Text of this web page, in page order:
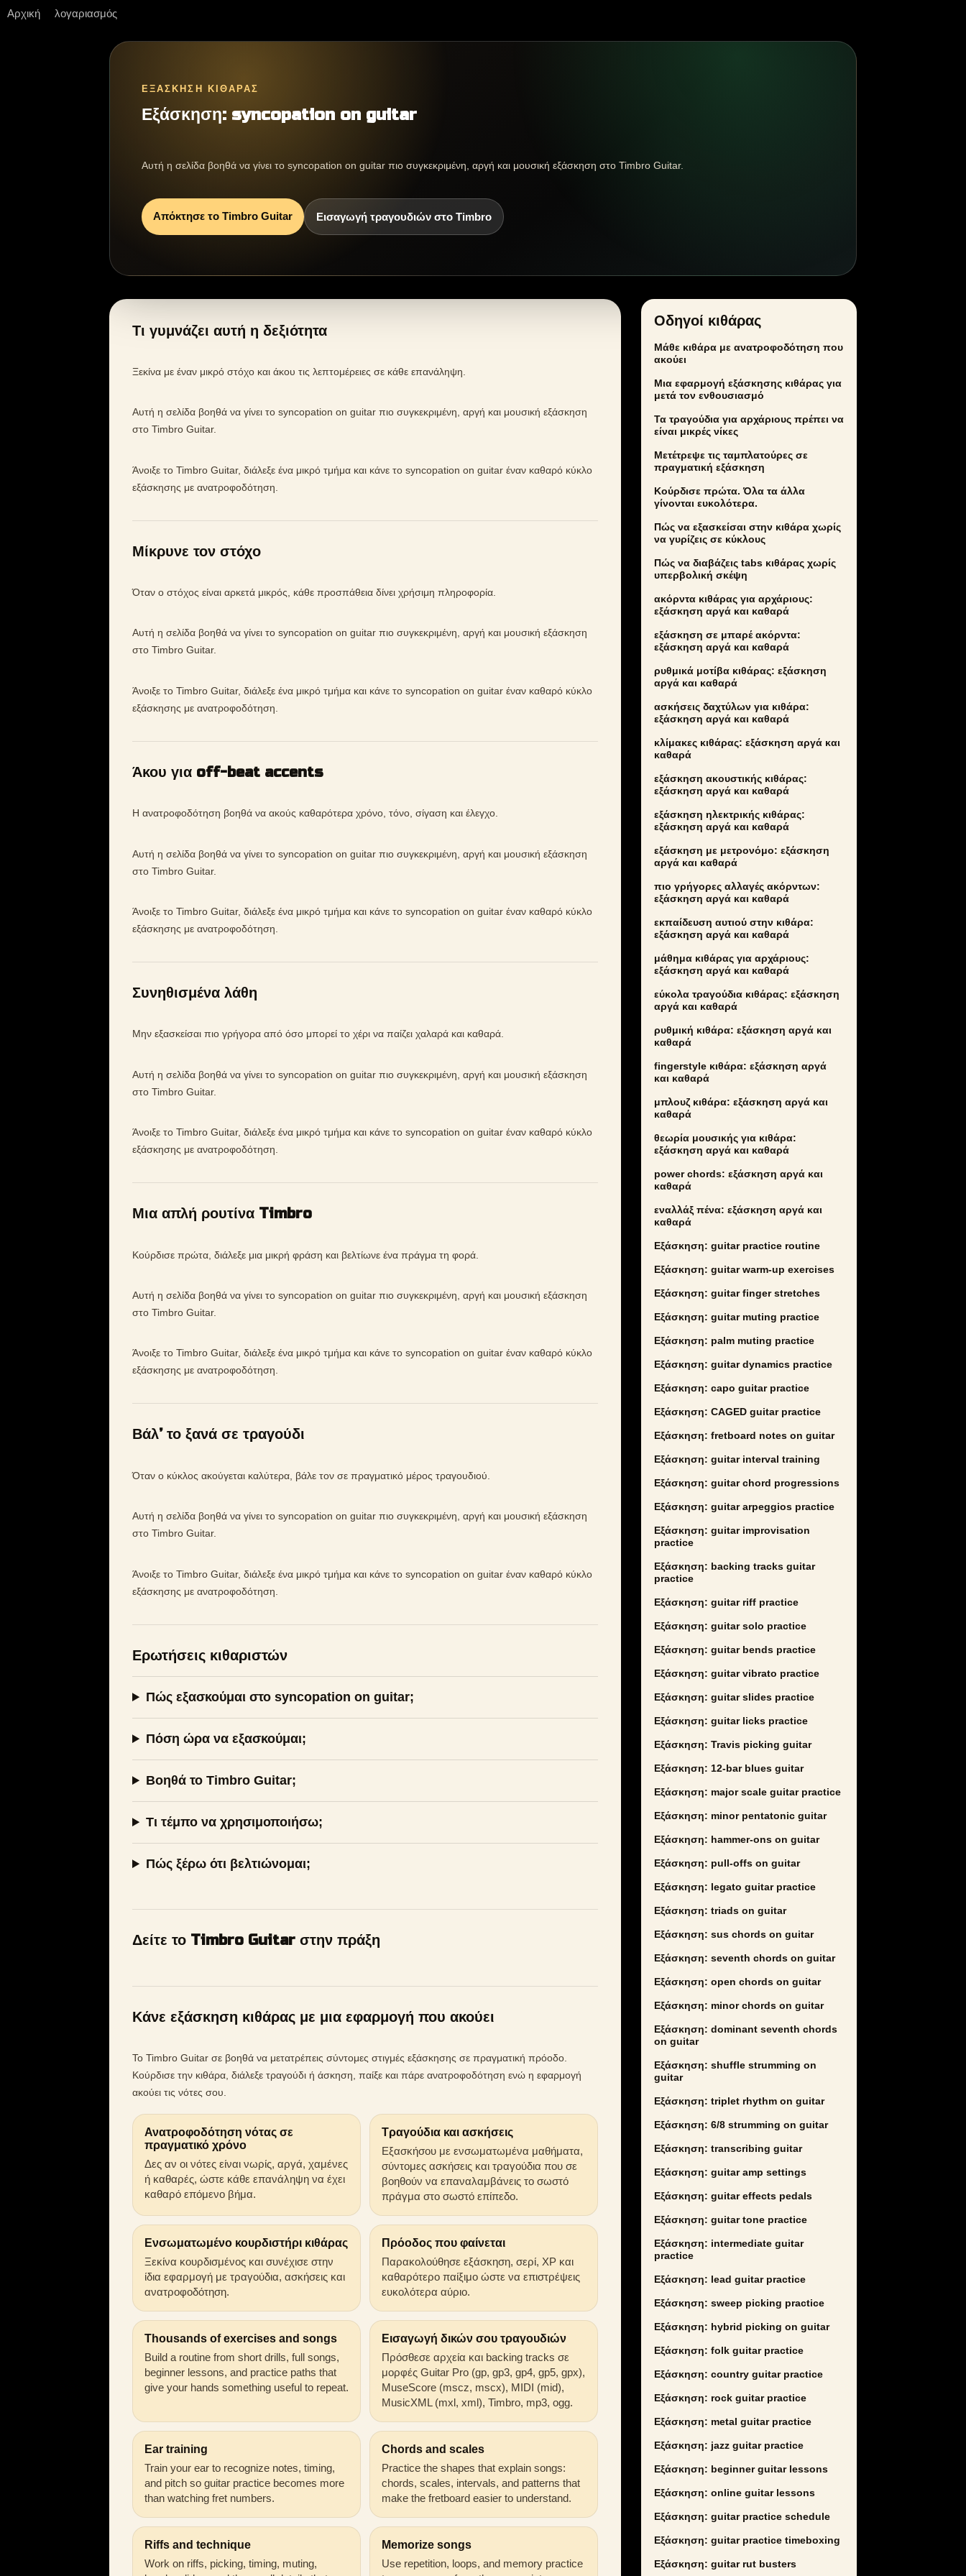
Αρχική λογαριασμός
ΕΞΆΣΚΗΣΗ ΚΙΘΆΡΑΣ
Εξάσκηση: syncopation on guitar
Αυτή η σελίδα βοηθά να γίνει το syncopation on guitar πιο συγκεκριμένη, αργή και μουσική εξάσκηση στο Timbro Guitar.
Απόκτησε το Timbro Guitar Εισαγωγή τραγουδιών στο Timbro
Τι γυμνάζει αυτή η δεξιότητα
Ξεκίνα με έναν μικρό στόχο και άκου τις λεπτομέρειες σε κάθε επανάληψη.
Αυτή η σελίδα βοηθά να γίνει το syncopation on guitar πιο συγκεκριμένη, αργή και μουσική εξάσκηση
στο Timbro Guitar.
Άνοιξε το Timbro Guitar, διάλεξε ένα μικρό τμήμα και κάνε το syncopation on guitar έναν καθαρό κύκλο
εξάσκησης με ανατροφοδότηση.
Μίκρυνε τον στόχο
Όταν ο στόχος είναι αρκετά μικρός, κάθε προσπάθεια δίνει χρήσιμη πληροφορία.
Αυτή η σελίδα βοηθά να γίνει το syncopation on guitar πιο συγκεκριμένη, αργή και μουσική εξάσκηση
στο Timbro Guitar.
Άνοιξε το Timbro Guitar, διάλεξε ένα μικρό τμήμα και κάνε το syncopation on guitar έναν καθαρό κύκλο
εξάσκησης με ανατροφοδότηση.
Άκου για off-beat accents
Η ανατροφοδότηση βοηθά να ακούς καθαρότερα χρόνο, τόνο, σίγαση και έλεγχο.
Αυτή η σελίδα βοηθά να γίνει το syncopation on guitar πιο συγκεκριμένη, αργή και μουσική εξάσκηση
στο Timbro Guitar.
Άνοιξε το Timbro Guitar, διάλεξε ένα μικρό τμήμα και κάνε το syncopation on guitar έναν καθαρό κύκλο
εξάσκησης με ανατροφοδότηση.
Συνηθισμένα λάθη
Μην εξασκείσαι πιο γρήγορα από όσο μπορεί το χέρι να παίζει χαλαρά και καθαρά.
Αυτή η σελίδα βοηθά να γίνει το syncopation on guitar πιο συγκεκριμένη, αργή και μουσική εξάσκηση
στο Timbro Guitar.
Άνοιξε το Timbro Guitar, διάλεξε ένα μικρό τμήμα και κάνε το syncopation on guitar έναν καθαρό κύκλο
εξάσκησης με ανατροφοδότηση.
Μια απλή ρουτίνα Timbro
Κούρδισε πρώτα, διάλεξε μια μικρή φράση και βελτίωνε ένα πράγμα τη φορά.
Αυτή η σελίδα βοηθά να γίνει το syncopation on guitar πιο συγκεκριμένη, αργή και μουσική εξάσκηση
στο Timbro Guitar.
Άνοιξε το Timbro Guitar, διάλεξε ένα μικρό τμήμα και κάνε το syncopation on guitar έναν καθαρό κύκλο
εξάσκησης με ανατροφοδότηση.
Βάλ’ το ξανά σε τραγούδι
Όταν ο κύκλος ακούγεται καλύτερα, βάλε τον σε πραγματικό μέρος τραγουδιού.
Αυτή η σελίδα βοηθά να γίνει το syncopation on guitar πιο συγκεκριμένη, αργή και μουσική εξάσκηση
στο Timbro Guitar.
Άνοιξε το Timbro Guitar, διάλεξε ένα μικρό τμήμα και κάνε το syncopation on guitar έναν καθαρό κύκλο
εξάσκησης με ανατροφοδότηση.
Ερωτήσεις κιθαριστών
Πώς εξασκούμαι στο syncopation on guitar;
Πόση ώρα να εξασκούμαι;
Βοηθά το Timbro Guitar;
Τι τέμπο να χρησιμοποιήσω;
Πώς ξέρω ότι βελτιώνομαι;
Δείτε το Timbro Guitar στην πράξη
Κάνε εξάσκηση κιθάρας με μια εφαρμογή που ακούει
Το Timbro Guitar σε βοηθά να μετατρέπεις σύντομες στιγμές εξάσκησης σε πραγματική πρόοδο.
Κούρδισε την κιθάρα, διάλεξε τραγούδι ή άσκηση, παίξε και πάρε ανατροφοδότηση ενώ η εφαρμογή
ακούει τις νότες σου.
Ανατροφοδότηση νότας σε
πραγματικό χρόνο
Δες αν οι νότες είναι νωρίς, αργά, χαμένες
ή καθαρές, ώστε κάθε επανάληψη να έχει
καθαρό επόμενο βήμα.
Τραγούδια και ασκήσεις
Εξασκήσου με ενσωματωμένα μαθήματα,
σύντομες ασκήσεις και τραγούδια που σε
βοηθούν να επαναλαμβάνεις το σωστό
πράγμα στο σωστό επίπεδο.
Ενσωματωμένο κουρδιστήρι κιθάρας
Ξεκίνα κουρδισμένος και συνέχισε στην
ίδια εφαρμογή με τραγούδια, ασκήσεις και
ανατροφοδότηση.
Πρόοδος που φαίνεται
Παρακολούθησε εξάσκηση, σερί, XP και
καθαρότερο παίξιμο ώστε να επιστρέψεις
ευκολότερα αύριο.
Thousands of exercises and songs
Build a routine from short drills, full songs,
beginner lessons, and practice paths that
give your hands something useful to repeat.
Εισαγωγή δικών σου τραγουδιών
Πρόσθεσε αρχεία και backing tracks σε
μορφές Guitar Pro (gp, gp3, gp4, gp5, gpx),
MuseScore (mscz, mscx), MIDI (mid),
MusicXML (mxl, xml), Timbro, mp3, ogg.
Ear training
Train your ear to recognize notes, timing,
and pitch so guitar practice becomes more
than watching fret numbers.
Chords and scales
Practice the shapes that explain songs:
chords, scales, intervals, and patterns that
make the fretboard easier to understand.
Riffs and technique
Work on riffs, picking, timing, muting,
Memorize songs
Use repetition, loops, and memory practice
Οδηγοί κιθάρας
Μάθε κιθάρα με ανατροφοδότηση που
ακούει
Μια εφαρμογή εξάσκησης κιθάρας για
μετά τον ενθουσιασμό
Τα τραγούδια για αρχάριους πρέπει να
είναι μικρές νίκες
Μετέτρεψε τις ταμπλατούρες σε
πραγματική εξάσκηση
Κούρδισε πρώτα. Όλα τα άλλα
γίνονται ευκολότερα.
Πώς να εξασκείσαι στην κιθάρα χωρίς
να γυρίζεις σε κύκλους
Πώς να διαβάζεις tabs κιθάρας χωρίς
υπερβολική σκέψη
ακόρντα κιθάρας για αρχάριους:
εξάσκηση αργά και καθαρά
εξάσκηση σε μπαρέ ακόρντα:
εξάσκηση αργά και καθαρά
ρυθμικά μοτίβα κιθάρας: εξάσκηση
αργά και καθαρά
ασκήσεις δαχτύλων για κιθάρα:
εξάσκηση αργά και καθαρά
κλίμακες κιθάρας: εξάσκηση αργά και
καθαρά
εξάσκηση ακουστικής κιθάρας:
εξάσκηση αργά και καθαρά
εξάσκηση ηλεκτρικής κιθάρας:
εξάσκηση αργά και καθαρά
εξάσκηση με μετρονόμο: εξάσκηση
αργά και καθαρά
πιο γρήγορες αλλαγές ακόρντων:
εξάσκηση αργά και καθαρά
εκπαίδευση αυτιού στην κιθάρα:
εξάσκηση αργά και καθαρά
μάθημα κιθάρας για αρχάριους:
εξάσκηση αργά και καθαρά
εύκολα τραγούδια κιθάρας: εξάσκηση
αργά και καθαρά
ρυθμική κιθάρα: εξάσκηση αργά και
καθαρά
fingerstyle κιθάρα: εξάσκηση αργά
και καθαρά
μπλουζ κιθάρα: εξάσκηση αργά και
καθαρά
θεωρία μουσικής για κιθάρα:
εξάσκηση αργά και καθαρά
power chords: εξάσκηση αργά και
καθαρά
εναλλάξ πένα: εξάσκηση αργά και
καθαρά
Εξάσκηση: guitar practice routine
Εξάσκηση: guitar warm-up exercises
Εξάσκηση: guitar finger stretches
Εξάσκηση: guitar muting practice
Εξάσκηση: palm muting practice
Εξάσκηση: guitar dynamics practice
Εξάσκηση: capo guitar practice
Εξάσκηση: CAGED guitar practice
Εξάσκηση: fretboard notes on guitar
Εξάσκηση: guitar interval training
Εξάσκηση: guitar chord progressions
Εξάσκηση: guitar arpeggios practice
Εξάσκηση: guitar improvisation
practice
Εξάσκηση: backing tracks guitar
practice
Εξάσκηση: guitar riff practice
Εξάσκηση: guitar solo practice
Εξάσκηση: guitar bends practice
Εξάσκηση: guitar vibrato practice
Εξάσκηση: guitar slides practice
Εξάσκηση: guitar licks practice
Εξάσκηση: Travis picking guitar
Εξάσκηση: 12-bar blues guitar
Εξάσκηση: major scale guitar practice
Εξάσκηση: minor pentatonic guitar
Εξάσκηση: hammer-ons on guitar
Εξάσκηση: pull-offs on guitar
Εξάσκηση: legato guitar practice
Εξάσκηση: triads on guitar
Εξάσκηση: sus chords on guitar
Εξάσκηση: seventh chords on guitar
Εξάσκηση: open chords on guitar
Εξάσκηση: minor chords on guitar
Εξάσκηση: dominant seventh chords
on guitar
Εξάσκηση: shuffle strumming on
guitar
Εξάσκηση: triplet rhythm on guitar
Εξάσκηση: 6/8 strumming on guitar
Εξάσκηση: transcribing guitar
Εξάσκηση: guitar amp settings
Εξάσκηση: guitar effects pedals
Εξάσκηση: guitar tone practice
Εξάσκηση: intermediate guitar
practice
Εξάσκηση: lead guitar practice
Εξάσκηση: sweep picking practice
Εξάσκηση: hybrid picking on guitar
Εξάσκηση: folk guitar practice
Εξάσκηση: country guitar practice
Εξάσκηση: rock guitar practice
Εξάσκηση: metal guitar practice
Εξάσκηση: jazz guitar practice
Εξάσκηση: beginner guitar lessons
Εξάσκηση: online guitar lessons
Εξάσκηση: guitar practice schedule
Εξάσκηση: guitar practice timeboxing
Εξάσκηση: guitar rut busters